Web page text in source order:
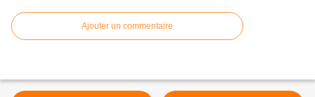
Ajouter un commentaire